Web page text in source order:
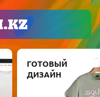
ГОТОВЫЙ
ДИЗАЙН